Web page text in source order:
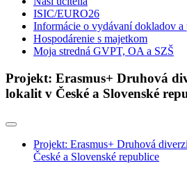
ISIC/EURO26
Informácie o vydávaní dokladov a
Hospodárenie s majetkom
Moja stredná GVPT, OA a SZŠ
Projekt: Erasmus+ Druhová
lokalit v České a Slovenské
Projekt: Erasmus+ Druhová
České a Slovenské republice